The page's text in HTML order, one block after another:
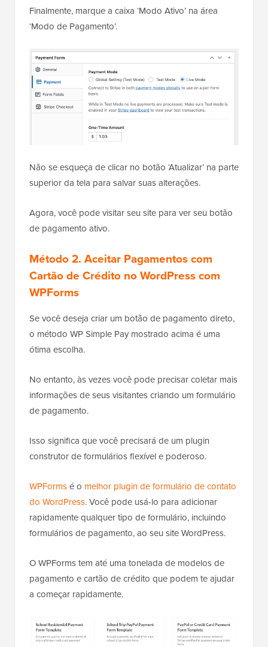
Finalmente, marque a caixa ‘Modo Ativo’ na área
‘Modo de Pagamento’.
Não se esqueça de clicar no botão ‘Atualizar’ na parte
superior da tela para salvar suas alterações.
Agora, você pode visitar seu site para ver seu botão
de pagamento ativo.
Método2. Aceitar Pagamentos com
Cartão de Crédito no WordPress com
WPForms
Se você deseja criar um botão de pagamento direto,
o método WP Simple Pay mostrado acima é uma
ótima escolha.
No entanto, às vezes você pode precisar coletar mais
informações de seus visitantes criando um formulário
de pagamento.
Isso significa que você precisará de um plugin
construtor de formulários flexível e poderoso.
WPFormsé o melhor plugin de formulário de contato
do WordPress. Você pode usá-lo para adicionar
rapidamente qualquer tipo de formulário, incluindo
formulários de pagamento, ao seu site WordPress.
O WPForms tem até uma tonelada de modelos de
pagamento e cartão de crédito que podem te ajudar
a começar rapidamente.